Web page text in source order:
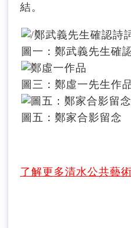
結。
圖一：鄭武義先生確
圖三：鄭虛一先生作
圖五：鄭家合影留念
了解更多清水公共藝